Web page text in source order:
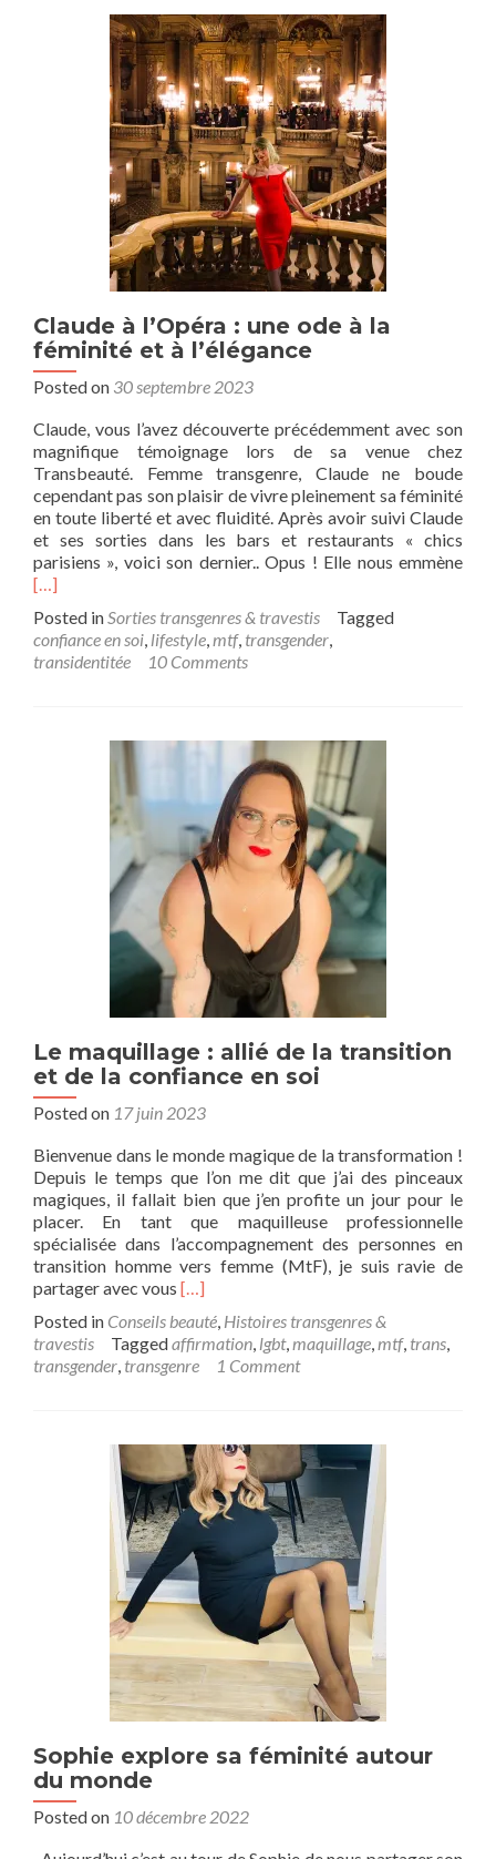
et
maquillage,
une
voie
vers
la
féminisation
?
Claude à l’Opéra : une ode à la
féminité et à l’élégance
Posted on 30 septembre 2023
Claude, vous l’avez découverte précédemment avec son
magnifique témoignage lors de sa venue chez
Transbeauté. Femme transgenre, Claude ne boude
cependant pas son plaisir de vivre pleinement sa féminité
en toute liberté et avec fluidité. Après avoir suivi Claude
et ses sorties dans les bars et restaurants « chics
parisiens », voici son dernier.. Opus ! Elle nous emmène
[…]
Posted inSorties transgenres & travestis
Tagged
confiance en soi, lifestyle,mtf, transgender,
transidentitée
10 Comments
Le maquillage : allié de la transition
et de la confiance en soi
Posted on 17 juin 2023
Bienvenue dans le monde magique de la transformation !
Depuis le temps que l’on me dit que j’ai des pinceaux
magiques, il fallait bien que j’en profite un jour pour le
placer. En tant que maquilleuse professionnelle
spécialisée dans l’accompagnement des personnes en
transition homme vers femme (MtF), je suis ravie de
partager avec vous Read
about
Le
maquillage
de
la
transition
et
la
confiance
en
soi
[…]
Posted in Conseils beauté, Histoires transgenres &
travestis
Taggedaffirmation, lgbt,maquillage,mtf, trans,
transgender, transgenre 1 Comment
Sophie explore sa féminité autour
du monde
Posted on 10 décembre 2022